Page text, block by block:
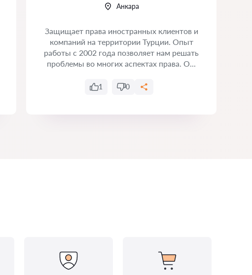
Анкара
Защищает права иностранных клиентов и
компаний на территории Турции. Опыт
работы с 2002 года позволяет нам решать
проблемы во многих аспектах права. О...
1 0